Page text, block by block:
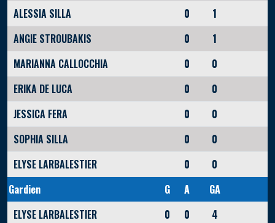
ALESSIA SILLA
0
1
ANGIE STROUBAKIS
0
1
MARIANNA CALLOCCHIA
0
0
ERIKA DE LUCA
0
0
JESSICA FERA
0
0
SOPHIA SILLA
0
0
ELYSE LARBALESTIER
0
0
Gardien
G A
GA
ELYSE LARBALESTIER
0 0 4